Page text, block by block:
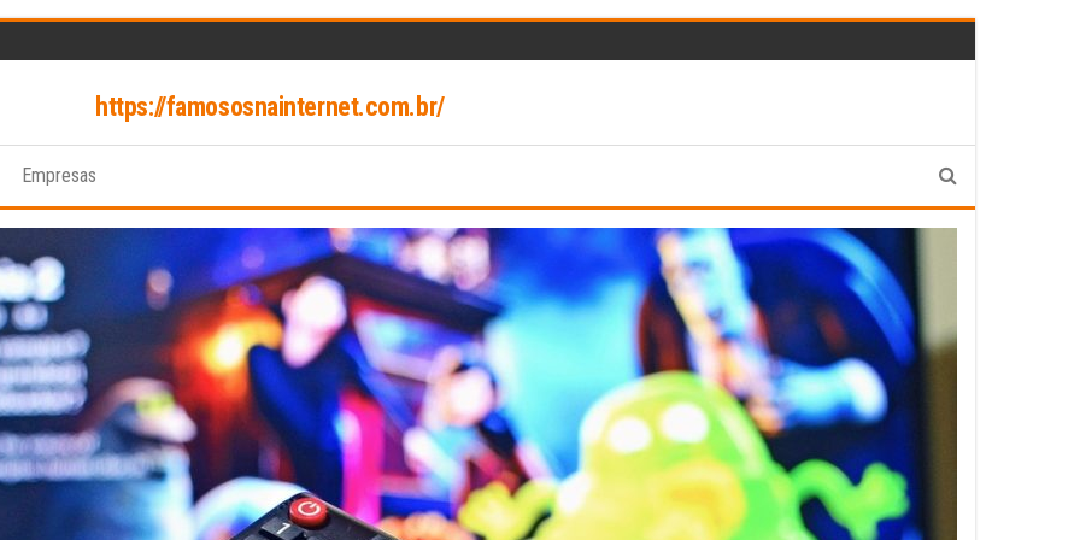
https://famososnainternet.com.br/
Empresas